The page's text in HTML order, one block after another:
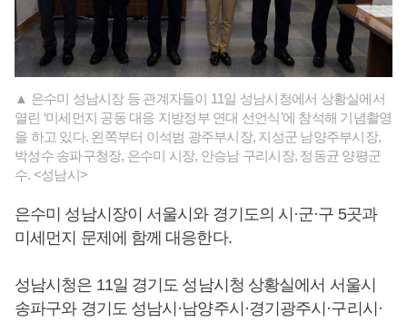
▲ 은수미 성남시장 등 관계자들이 11일 성남시청에서 상황실에서
열린 ‘미세먼지 공동 대응 지방정부 연대 선언식’에 참석해 기념촬영
을 하고 있다. 왼쪽부터 이석범 광주부시장, 지성군 남양주부시장,
박성수 송파구청장, 은수미 시장, 안승남 구리시장, 정동균 양평군
수. <성남시>
은수미 성남시장이 서울시와 경기도의 시·군·구 5곳과
미세먼지 문제에 함께 대응한다.
성남시청은 11일 경기도 성남시청 상황실에서 서울시
송파구와 경기도 성남시·남양주시·경기광주시·구리시·